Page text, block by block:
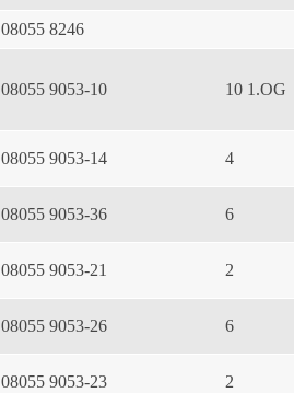
08055 8246
08055 9053-10
10 1.OG
08055 9053-14 4
08055 9053-36 6
08055 9053-21 2
08055 9053-26 6
08055 9053-23 2